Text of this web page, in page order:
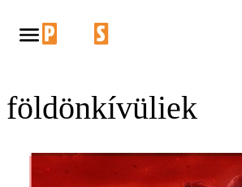
földönkívüliek